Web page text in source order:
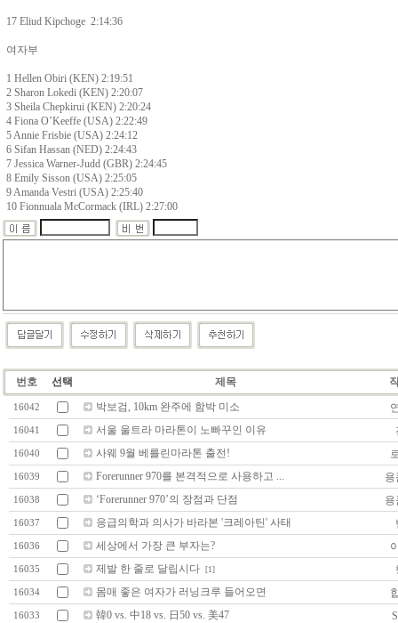
17 Eliud Kipchoge 2:14:36
여자부
1 Hellen Obiri (KEN) 2:19:51
2 Sharon Lokedi (KEN) 2:20:07
3 Sheila Chepkirui (KEN) 2:20:24
4 Fiona O’Keeffe (USA) 2:22:49
5 Annie Frisbie (USA) 2:24:12
6 Sifan Hassan (NED) 2:24:43
7 Jessica Warner-Judd (GBR) 2:24:45
8 Emily Sisson (USA) 2:25:05
9 Amanda Vestri (USA) 2:25:40
10 Fionnuala McCormack (IRL) 2:27:00
번호 선택 제목
16042 박보검, 10km 완주에 함박 미소
16041 서울 울트라 마라톤이 노빠꾸인 이유
16040 사웨 9월 베를린마라톤 출전!
16039 Forerunner 970를 본격적으로 사용하고 ... 용
16038 ‘Forerunner 970’의 장점과 단점 용
16037 응급의학과 의사가 바라본 '크레아틴' 사태
16036 세상에서 가장 큰 부자는?
16035 제발 한 줄로 달립시다 [1]
16034 몸매 좋은 여자가 러닝크루 들어오면
16033 韓0 vs. 中18 vs. 日50 vs. 美47